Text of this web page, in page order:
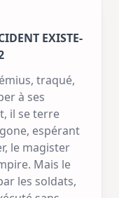
EXISTE-
traqué,
à ses
il se terre
espérant
le magister
Mais le
les soldats,